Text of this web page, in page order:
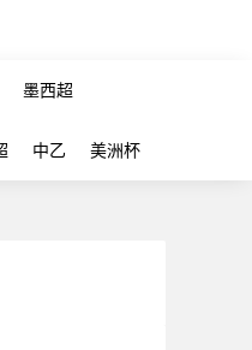
墨西超
中乙 美洲杯